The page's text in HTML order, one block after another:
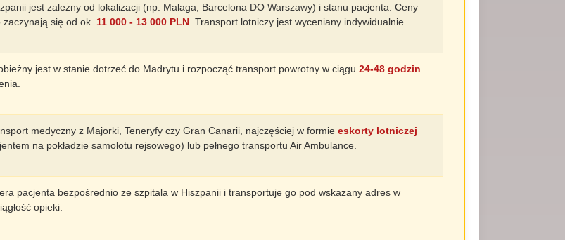
jest zależny od lokalizacji (np. Malaga, Barcelona DO Warszawy) i stanu pacjenta. Ceny
się od ok. 11 000 - 13 000 PLN . Transport lotniczy jest wyceniany indywidualnie.
jest w stanie dotrzeć do Madrytu i rozpocząć transport powrotny w ciągu 24-48 godzin
medyczny z Majorki, Teneryfy czy Gran Canarii, najczęściej w formie eskorty lotniczej
na pokładzie samolotu rejsowego) lub pełnego transportu Air Ambulance.
pacjenta bezpośrednio ze szpitala w Hiszpanii i transportuje go pod wskazany adres w
opieki.